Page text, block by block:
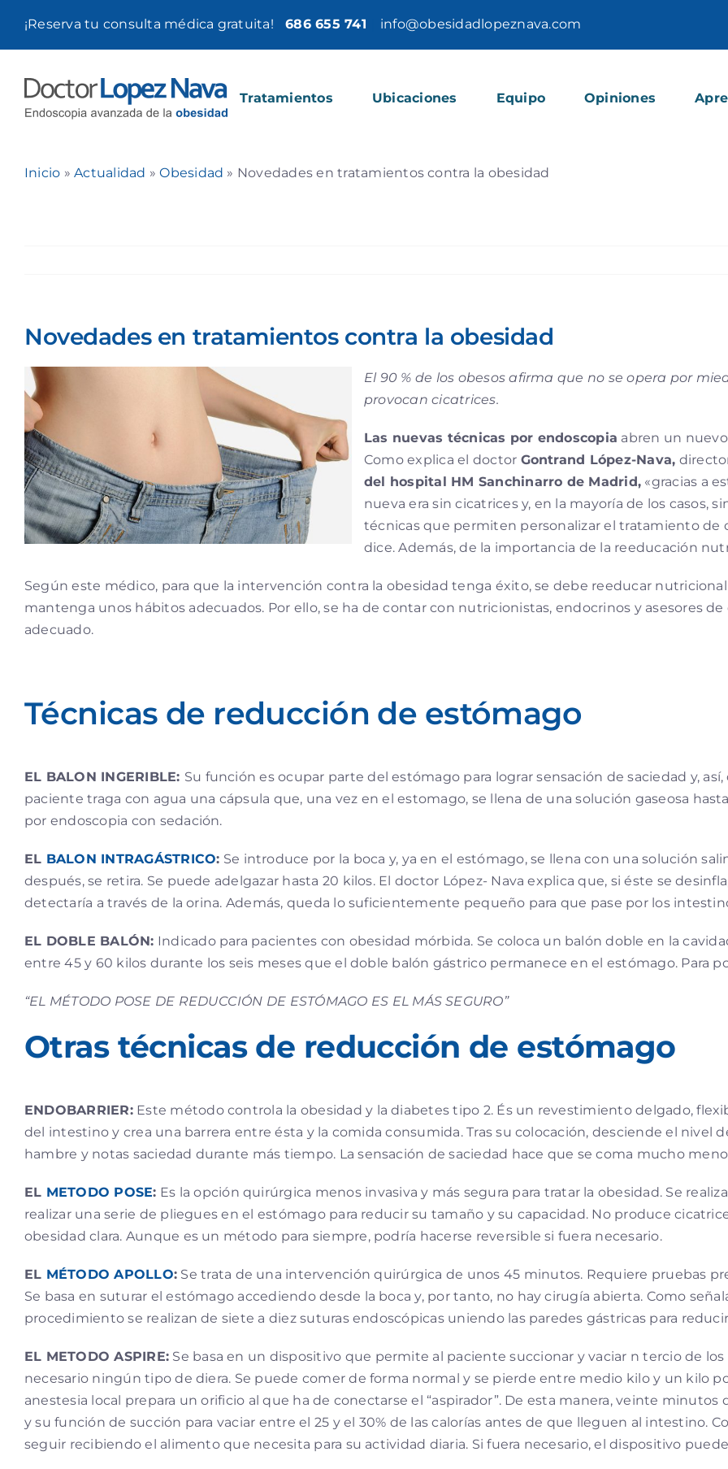
contenido
¡Reserva tu consulta médica gratuita! 686 655 741 info@obesidadlopeznava.com
Tratamientos Ubicaciones Equipo Opiniones
Inicio »Actualidad »Obesidad » Novedades en tratamientos contra la obesidad
Novedades en tratamientos contra la obesidad
El 90 % de los obesos afirma que no se opera por
provocan cicatrices.
Las nuevas técnicas por endoscopia abren un
Como explica el doctor Gontrand López-Nava,
del hospital HM Sanchinarro de Madrid, «gracias a
nueva era sin cicatrices y, en la mayoría de los casos,
técnicas que permiten personalizar el tratamiento de
dice. Además, de la importancia de la reeducación
Según este médico, para que la intervención contra la obesidad tenga éxito, se debe reeducar
mantenga unos hábitos adecuados. Por ello, se ha de contar con nutricionistas, endocrinos y asesores
adecuado.
Técnicas de reducción de estómago
EL BALON INGERIBLE: Su función es ocupar parte del estómago para lograr sensación de saciedad y,
paciente traga con agua una cápsula que, una vez en el estomago, se llena de una solución gaseosa
por endoscopia con sedación.
EL BALON INTRAGÁSTRICO: Se introduce por la boca y, ya en el estómago, se llena con una solución
después, se retira. Se puede adelgazar hasta 20 kilos. El doctor López- Nava explica que, si éste se
detectaría a través de la orina. Además, queda lo suficientemente pequeño para que pase por los
EL DOBLE BALÓN: Indicado para pacientes con obesidad mórbida. Se coloca un balón doble en la
entre 45 y 60 kilos durante los seis meses que el doble balón gástrico permanece en el estómago. Para
“EL MÉTODO POSE DE REDUCCIÓN DE ESTÓMAGO ES EL MÁS SEGURO”
Otras técnicas de reducción de estómago
ENDOBARRIER:Este método controla la obesidad y la diabetes tipo 2. És un revestimiento delgado,
del intestino y crea una barrera entre ésta y la comida consumida. Tras su colocación, desciende el nivel
hambre y notas saciedad durante más tiempo. La sensación de saciedad hace que se coma mucho
EL METODO POSE: Es la opción quirúrgica menos invasiva y más segura para tratar la obesidad. Se
realizar una serie de pliegues en el estómago para reducir su tamaño y su capacidad. No produce
obesidad clara. Aunque es un método para siempre, podría hacerse reversible si fuera necesario.
EL MÉTODO APOLLO: Se trata de una intervención quirúrgica de unos 45 minutos. Requiere pruebas
Se basa en suturar el estómago accediendo desde la boca y, por tanto, no hay cirugía abierta. Como
procedimiento se realizan de siete a diez suturas endoscópicas uniendo las paredes gástricas para
EL METODO ASPIRE: Se basa en un dispositivo que permite al paciente succionar y vaciar n tercio de
necesario ningún tipo de diera. Se puede comer de forma normal y se pierde entre medio kilo y un kilo
anestesia local prepara un orificio al que ha de conectarse el “aspirador”. De esta manera, veinte
y su función de succión para vaciar entre el 25 y el 30% de las calorías antes de que lleguen al intestino.
seguir recibiendo el alimento que necesita para su actividad diaria. Si fuera necesario, el dispositivo